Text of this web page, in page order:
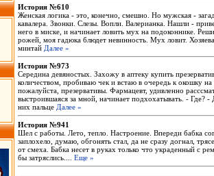
История №610
Женская логика - это, конечно, смешно. Но мужская -
кавалера. Звонки. Слезы. Вопли. Валерианка. Нашли -
него в миске, и начинает ловить мух на подоконнике.
рожей, моя гадюка блюдет невинность. Мух ловит.
минтай Далее »
История №973
Середина девяностых. Захожу в аптеку купить
количеством, пробиваю чек и встаю в очередь к окошку
пожалуйста, презервативы. Фармацевт, удивленно
выстроившаяся за мной, начинает подхохатывать. - Где?
них пальце Далее »
История №941
Шел с работы. Лето, тепло. Настроение. Впереди бабка
заплохело, думаю, обгонять стал, да не сразу догнал,
от смеха. Бабка несет в руках только что украденный с
бы затряслись.... Еще »